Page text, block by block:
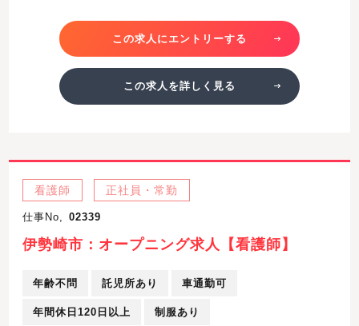
この求人にエントリーする
この求人を詳しく見る
看護師 正社員・常勤
仕事No, 02339
伊勢崎市：オープニング求人【看護師】
年齢不問 託児所あり 車通勤可
年間休日120日以上 制服あり